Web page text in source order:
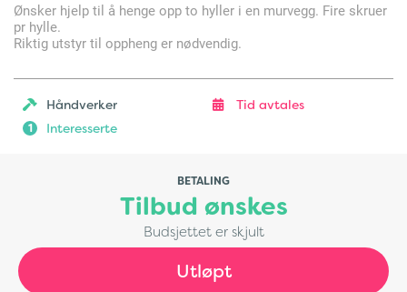
Ønsker hjelp til å henge opp to hyller i en murvegg. Fire skruer
pr hylle.
Riktig utstyr til oppheng er nødvendig.
Håndverker Tid avtales
1 Interesserte
BETALING
Tilbud ønskes
Budsjettet er skjult
Utløpt